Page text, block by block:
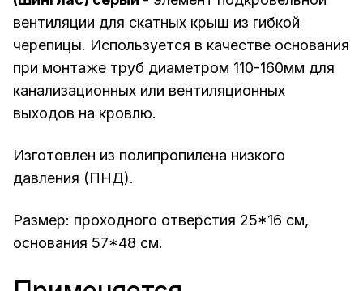
вентиляции для скатных крыш из гибкой
черепицы. Используется в качестве основания
при монтаже труб диаметром 110-160мм для
канализационных или вентиляционных
выходов на кровлю.
Изготовлен из полипропилена низкого
давления (ПНД).
Размер: проходного отверстия 25*16 см,
основания 57*48 см.